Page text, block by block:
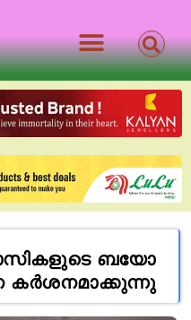
ബയോ
കർശനമാക്കുന്നു